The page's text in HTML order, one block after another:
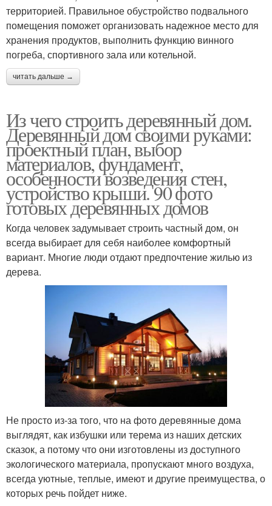
территорией. Правильное обустройство подвального
помещения поможет организовать надежное место для
хранения продуктов, выполнить функцию винного
погреба, спортивного зала или котельной.
читать дальше →
Из чего строить деревянный дом.
Деревянный дом своими руками:
проектный план, выбор
материалов, фундамент,
особенности возведения стен,
устройство крыши. 90 фото
готовых деревянных домов
Когда человек задумывает строить частный дом, он
всегда выбирает для себя наиболее комфортный
вариант. Многие люди отдают предпочтение жилью из
дерева.
Не просто из-за того, что на фото деревянные дома
выглядят, как избушки или терема из наших детских
сказок, а потому что они изготовлены из доступного
экологического материала, пропускают много воздуха,
всегда уютные, теплые, имеют и другие преимущества, о
которых речь пойдет ниже.